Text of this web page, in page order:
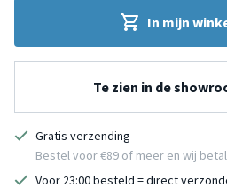
In mijn
Te zien in de
Gratis verzending
Bestel voor €89 of meer en wij
Voor 23:00 besteld = direct